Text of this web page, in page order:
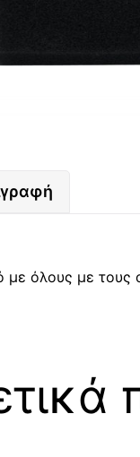
με όλους με τους